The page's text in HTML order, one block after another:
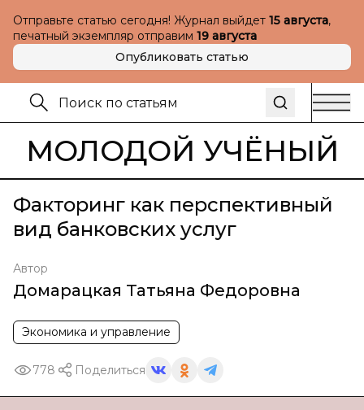
Отправьте статью сегодня! Журнал выйдет 15 августа,
печатный экземпляр отправим 19 августа
Опубликовать статью
МОЛОДОЙ УЧЁНЫЙ
Факторинг как перспективный
вид банковских услуг
Автор
Домарацкая Татьяна Федоровна
Экономика и управление
778 Поделиться